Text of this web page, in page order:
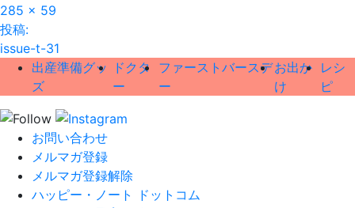
フ
ル
サ
285 × 59
投
稿
ナ
ビ
ゲ
ー
投稿:
issue-t-31
出産準備グッ
ズ
ドクタ
ー
ファーストバースデ
ー
お出か
け
レシ
ピ
お問い合わせ
メルマガ登録
メルマガ登録解除
ハッピー・ノート ドットコム